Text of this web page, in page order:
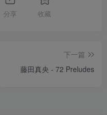
分享 收藏
下一篇
藤田真央 - 72 Preludes